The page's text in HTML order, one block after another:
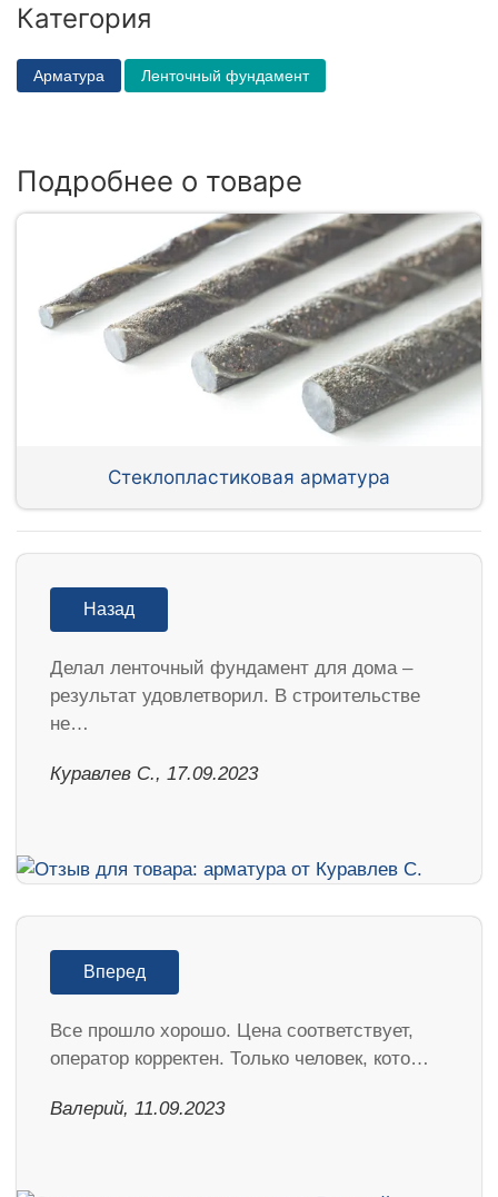
Категория
Арматура Ленточный фундамент
Подробнее о товаре
Стеклопластиковая арматура
Назад
Делал ленточный фундамент для дома –
результат удовлетворил. В строительстве
не…
Куравлев С., 17.09.2023
Вперед
Все прошло хорошо. Цена соответствует,
оператор корректен. Только человек, кото…
Валерий, 11.09.2023